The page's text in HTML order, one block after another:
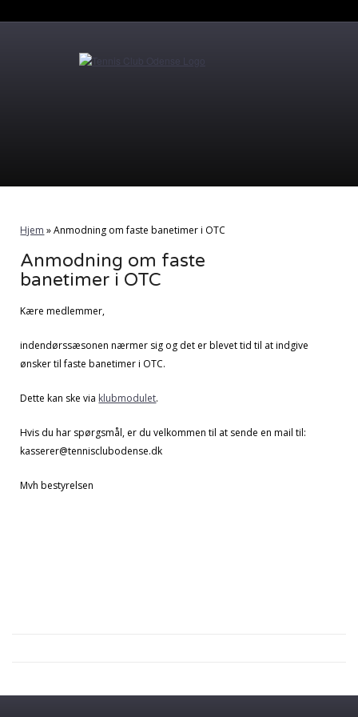
Hjem »Anmodning om faste banetimer i OTC
Anmodning om faste
banetimer i OTC
Kære medlemmer,
indendørssæsonen nærmer sig og det er blevet tid til at indgive
ønsker til faste banetimer i OTC.
Dette kan ske via klubmodulet.
Hvis du har spørgsmål, er du velkommen til at sende en mail til:
kasserer@tennisclubodense.dk
Mvh bestyrelsen